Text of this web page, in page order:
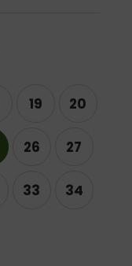
19 20
26 27
33 34